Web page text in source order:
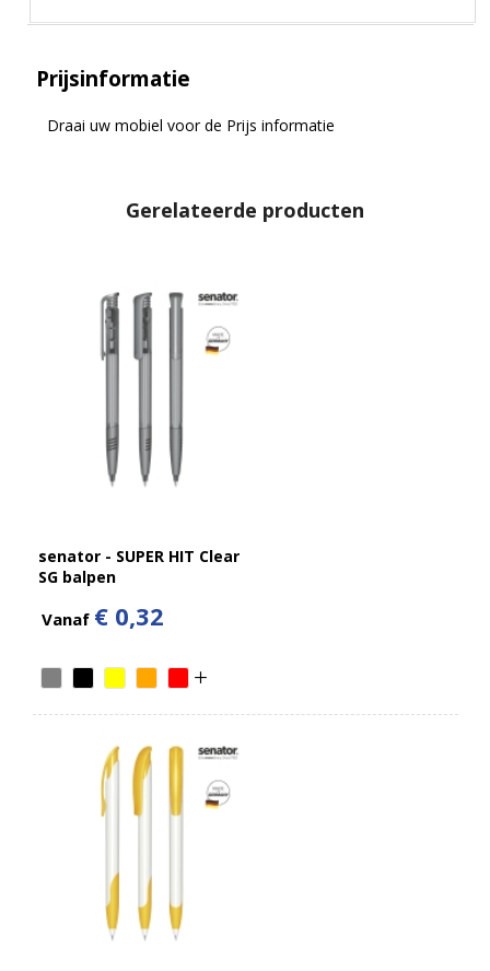
Prijsinformatie
Draai uw mobiel voor de Prijs informatie
Gerelateerde producten
senator - SUPER HIT Clear
SG balpen
Vanaf € 0,32